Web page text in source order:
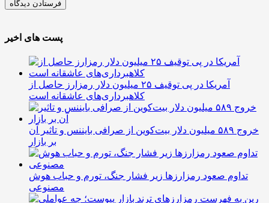
پست های اخیر
آمریکا در پی توقیف ۲۵ میلیون دلار رمزارز حاصل از
کلاهبرداری‌های عاشقانه است
خروج ۵۸۹ میلیون دلار بیت‌کوین از صرافی بایننس و تاثیر آن
بر بازار
تداوم صعود رمزارزها زیر فشار جنگ، تورم و حباب هوش
مصنوعی